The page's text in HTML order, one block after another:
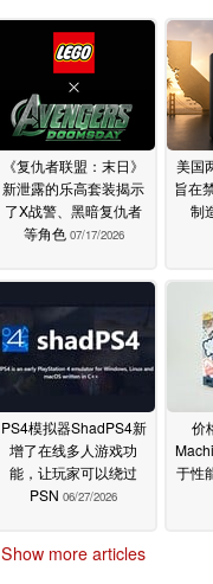
《复仇者联盟：末日》
新泄露的乐高套装揭示
了X战警、黑暗复仇者
等角色 07/17/2026
美国
旨在
制
PS4模拟器ShadPS4新
增了在线多人游戏功
能，让玩家可以绕过
PSN 06/27/2026
价
于性
Show more articles